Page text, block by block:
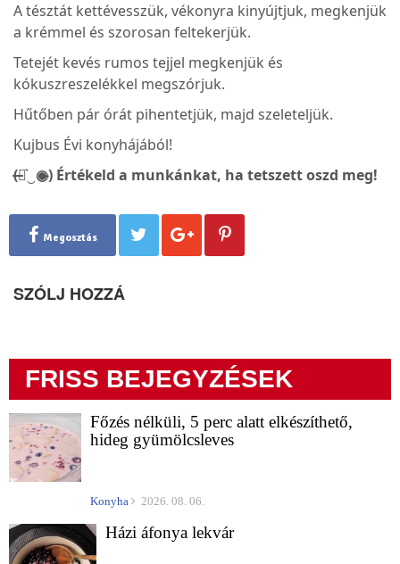
A tésztát kettévesszük, vékonyra kinyújtjuk, megkenjük
a krémmel és szorosan feltekerjük.
Tetejét kevés rumos tejjel megkenjük és
kókuszreszelékkel megszórjuk.
Hűtőben pár órát pihentetjük, majd szeleteljük.
Kujbus Évi konyhájából!
(̶◉͛‿◉̶) Értékeld a munkánkat, ha tetszett oszd meg!
Megosztás
SZÓLJ HOZZÁ
FRISS BEJEGYZÉSEK
Főzés nélküli, 5 perc alatt elkészíthető,
hideg gyümölcsleves
Konyha 2026. 08. 06.
Házi áfonya lekvár